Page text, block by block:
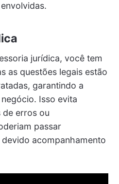
jurídica, você tem
as questões legais estão
garantindo a
Isso evita
erros ou
passar
acompanhamento